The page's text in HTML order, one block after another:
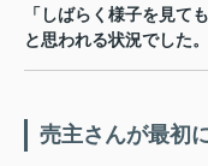
「しばらく様子を見て
と思われる状況でした。
売主さんが最初